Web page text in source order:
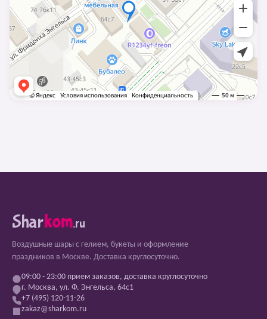
Sharkom.ru
Воздушные шары с гелием, букеты и оформление
праздников в Москве. Доставка круглосуточно.
09:00 - 23:00 прием заказов, доставка круглосуточно
г. Москва, ул. Ф. Энгельса, 64с1
+7 (495) 120-11-26
zakaz@sharkom.ru